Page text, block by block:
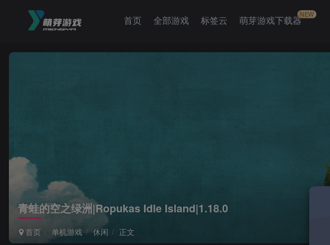
首页 全部游戏 标签云 萌芽游戏下载器NEW
青蛙的空之绿洲|Ropukas Idle Island|1.18.0
首页 单机游戏 休闲 正文